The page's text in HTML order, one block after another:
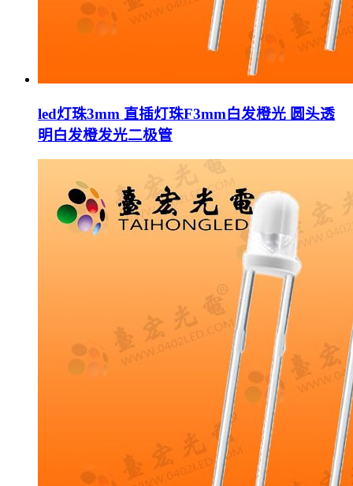
led灯珠3mm 直插灯珠F3mm白发橙光 圆头透
明白发橙发光二极管